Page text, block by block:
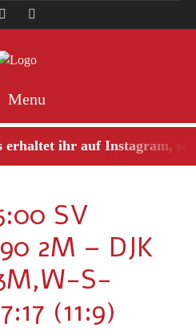
Menu
ihr auf Instagram,
SV
2M – DJK
S-
(11:9)